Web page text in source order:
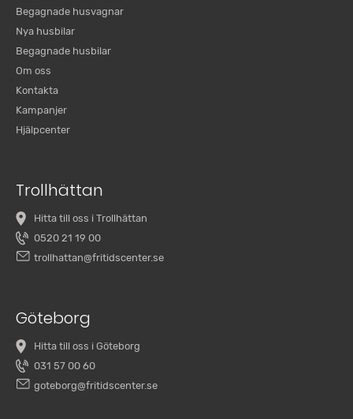
Begagnade husvagnar
Nya husbilar
Begagnade husbilar
Om oss
Kontakta
Kampanjer
Hjälpcenter
Trollhättan
Hitta till oss i Trollhättan
0520 21 19 00
trollhattan@fritidscenter.se
Göteborg
Hitta till oss i Göteborg
031 57 00 60
goteborg@fritidscenter.se